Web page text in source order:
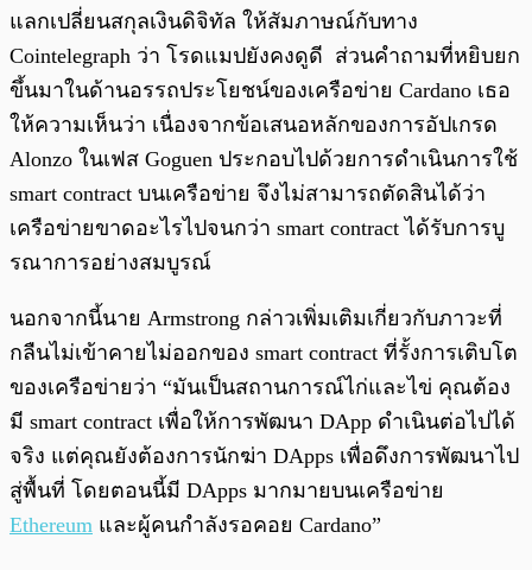
แลกเปลี่ยนสกุลเงินดิจิทัล ให้สัมภาษณ์กับทาง
Cointelegraph ว่า โรดแมปยังคงดูดี ส่วนคำถามที่หยิบยก
ขึ้นมาในด้านอรรถประโยชน์ของเครือข่าย Cardano เธอ
ให้ความเห็นว่า เนื่องจากข้อเสนอหลักของการอัปเกรด
Alonzo ในเฟส Goguen ประกอบไปด้วยการดำเนินการใช้
smart contract บนเครือข่าย จึงไม่สามารถตัดสินได้ว่า
เครือข่ายขาดอะไรไปจนกว่า smart contract ได้รับการบู
รณาการอย่างสมบูรณ์
นอกจากนี้นาย Armstrong กล่าวเพิ่มเติมเกี่ยวกับภาวะที่
กลืนไม่เข้าคายไม่ออกของ smart contract ที่รั้งการเติบโต
ของเครือข่ายว่า “มันเป็นสถานการณ์ไก่และไข่ คุณต้อง
มี smart contract เพื่อให้การพัฒนา DApp ดำเนินต่อไปได้
จริง แต่คุณยังต้องการนักฆ่า DApps เพื่อดึงการพัฒนาไป
สู่พื้นที่ โดยตอนนี้มี DApps มากมายบนเครือข่าย
Ethereum และผู้คนกำลังรอคอย Cardano”